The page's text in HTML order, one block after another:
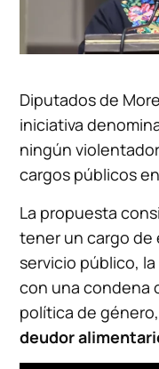
Diputados de
iniciativa
ningún
cargos públicos
La propuesta
tener un cargo de
servicio público,
con una condena
política de
deudor